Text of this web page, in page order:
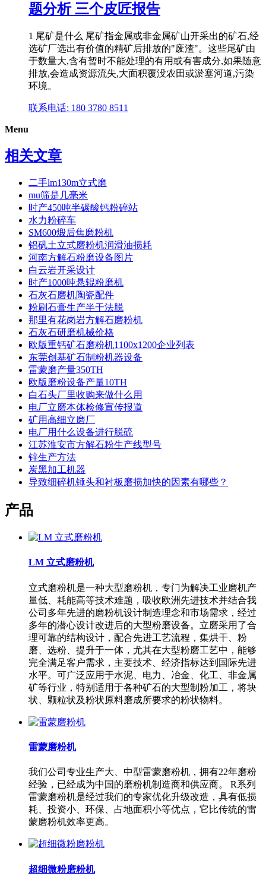
题分析 三个皮匠报告
1 尾矿是什么 尾矿指金属或非金属矿山开采出的矿石,经
选矿厂选出有价值的精矿后排放的"废渣"。这些尾矿由
于数量大,含有暂时不能处理的有用或有害成分,如果随意
排放,会造成资源流失,大面积覆没农田或淤塞河道,污染
环境。
联系电话: 180 3780 8511
Menu
相关文章
二手lm130m立式磨
mu筛是几毫米
时产450吨半碳酸钙粉碎站
水力粉碎车
SM600煅后焦磨粉机
铝矾土立式磨粉机润滑油损耗
河南方解石粉磨设备图片
白云岩开采设计
时产1000吨悬辊粉磨机
石灰石磨机陶瓷配件
粉刷石膏生产半干法脱
那里有花岗岩方解石磨粉机
石灰石研磨机械价格
欧版重钙矿石磨粉机1100x1200企业列表
东莞创基矿石制粉机器设备
雷蒙磨产量350TH
欧版磨粉设备产量10TH
白石头厂里收购来做什么用
电厂立磨本体检修宣传报道
矿用高细立磨厂
电厂用什么设备进行脱硫
江苏淮安市方解石粉生产线型号
锌生产方法
炭黑加工机器
导致细碎机锤头和衬板磨损加快的因素有哪些？
产品
LM 立式磨粉机
立式磨粉机是一种大型磨粉机，专门为解决工业磨机产
量低、耗能高等技术难题，吸收欧洲先进技术并结合我
公司多年先进的磨粉机设计制造理念和市场需求，经过
多年的潜心设计改进后的大型粉磨设备。立磨采用了合
理可靠的结构设计，配合先进工艺流程，集烘干、粉
磨、选粉、提升于一体，尤其在大型粉磨工艺中，能够
完全满足客户需求，主要技术、经济指标达到国际先进
水平。可广泛应用于水泥、电力、冶金、化工、非金属
矿等行业，特别适用于各种矿石的大型制粉加工，将块
状、颗粒状及粉状原料磨成所要求的粉状物料。
雷蒙磨粉机
我们公司专业生产大、中型雷蒙磨粉机，拥有22年磨粉
经验，已经成为中国的磨粉机制造商和供应商。 R系列
雷蒙磨粉机是经过我们的专家优化升级改造，具有低损
耗、投资小、环保、占地面积小等优点，它比传统的雷
蒙磨粉机效率更高。
超细微粉磨粉机